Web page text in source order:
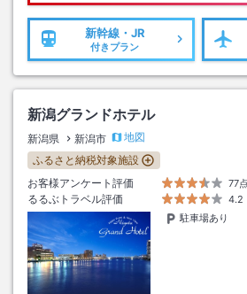
新幹線・JR
付きプラン
新潟グランドホテル
新潟県 新潟市
地図
ふるさと納税対象施設
お客様アンケート評価
77点
るるぶトラベル評価
4.2
駐車場あり